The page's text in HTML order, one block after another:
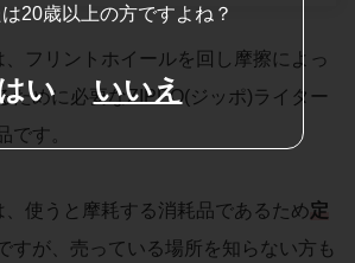
フリントホイールを回し摩擦によっ
ために必要なZIPPO(ジッポ)ライター
です。
、使うと摩耗する消耗品であるため定
すが、売っている場所を知らない方も
20歳以上の方ですよね？
い いいえ